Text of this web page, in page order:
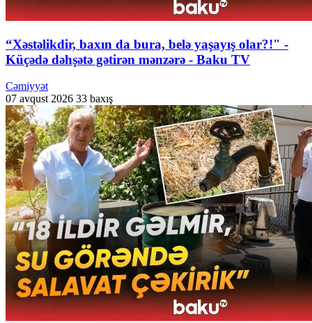
“Xəstəlikdir, baxın da bura, belə yaşayış olar?!" -
Küçədə dəhşətə gətirən mənzərə - Baku TV
Cəmiyyət
07 avqust 2026 33 baxış